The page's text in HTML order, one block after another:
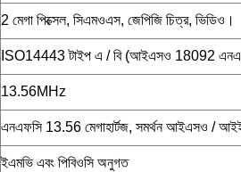
2 মেগা পিক্সেল, সিএমওএস, জেপিজি চিত্র, ভিডিও।
ISO14443 টাইপ এ / বি (আইএসও 18092
13.56MHz
এনএফসি 13.56 মেগাহার্টজ, সমর্থন আইএসও /
ইএমভি এবং পিবিওসি অনুগত